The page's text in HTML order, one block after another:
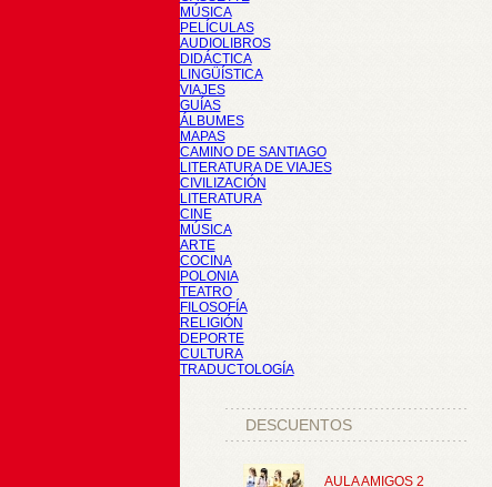
MÚSICA
PELÍCULAS
AUDIOLIBROS
DIDÁCTICA
LINGÜÍSTICA
VIAJES
GUÍAS
ÁLBUMES
MAPAS
CAMINO DE SANTIAGO
LITERATURA DE VIAJES
CIVILIZACIÓN
LITERATURA
CINE
MÚSICA
ARTE
COCINA
POLONIA
TEATRO
FILOSOFÍA
RELIGIÓN
DEPORTE
CULTURA
TRADUCTOLOGÍA
DESCUENTOS
AULA AMIGOS 2